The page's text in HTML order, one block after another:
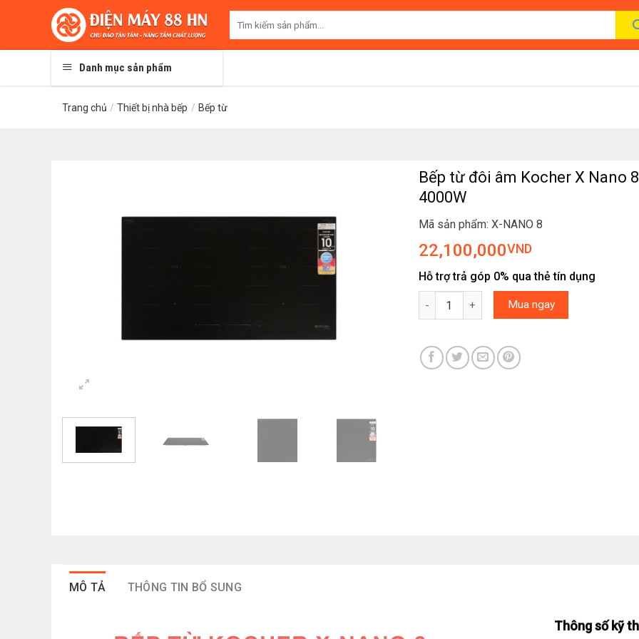
kiếm:
Danh mục sản phẩm
Trang chủ / Thiết bị nhà bếp / Bếp từ
Bếp từ đôi âm Kocher X Nano 8
4000W
Mã sản phẩm: X-NANO 8
22,100,000VND
Hỗ trợ trả góp 0% qua thẻ tín dụng
Bếp từ đôi âm Kocher X Nano 8 4000W số
Mua ngay
MÔ TẢ THÔNG TIN BỔ SUNG
Thông số kỹ